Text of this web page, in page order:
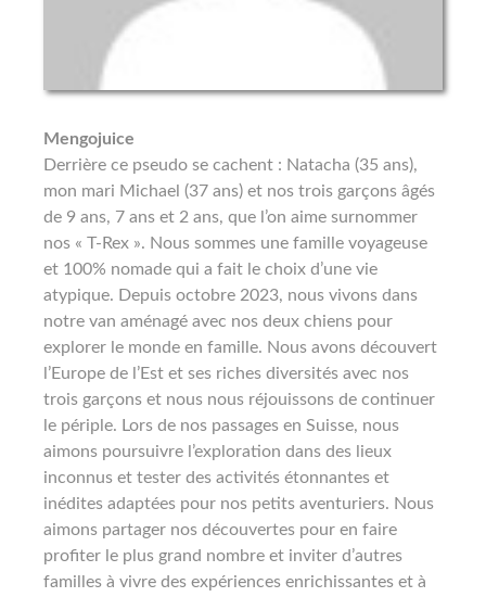
Mengojuice
Derrière ce pseudo se cachent : Natacha (35 ans),
mon mari Michael (37 ans) et nos trois garçons âgés
de 9 ans, 7 ans et 2 ans, que l’on aime surnommer
nos « T-Rex ». Nous sommes une famille voyageuse
et 100% nomade qui a fait le choix d’une vie
atypique. Depuis octobre 2023, nous vivons dans
notre van aménagé avec nos deux chiens pour
explorer le monde en famille. Nous avons découvert
l’Europe de l’Est et ses riches diversités avec nos
trois garçons et nous nous réjouissons de continuer
le périple. Lors de nos passages en Suisse, nous
aimons poursuivre l’exploration dans des lieux
inconnus et tester des activités étonnantes et
inédites adaptées pour nos petits aventuriers. Nous
aimons partager nos découvertes pour en faire
profiter le plus grand nombre et inviter d’autres
familles à vivre des expériences enrichissantes et à